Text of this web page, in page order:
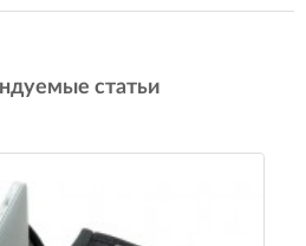
статьи